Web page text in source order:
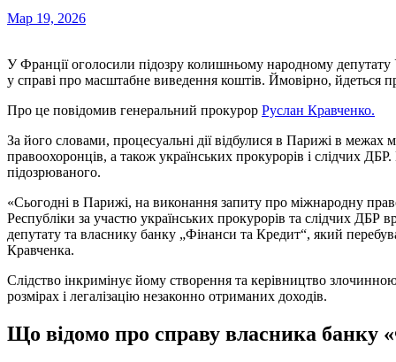
Мар 19, 2026
У Франції оголосили підозру колишньому народному депутату України та бенефіціару банку «Фінанси та Кредит»
у справі про масштабне виведення коштів. Ймовірно, йдеться
Про це повідомив генеральний прокурор Руслан Кравченко.
За його словами, процесуальні дії відбулися в Парижі в межах
правоохоронців, а також українських прокурорів і слідчих
підозрюваного.
«Сьогодні в Парижі, на виконання запиту про міжнародну
Республіки за участю українських прокурорів та слідчих ДБР
депутату та власнику банку „Фінанси та Кредит“, який
Кравченка.
Слідство інкримінує йому створення та керівництво
розмірах і легалізацію незаконно отриманих доходів.
Що відомо про справу власника банку